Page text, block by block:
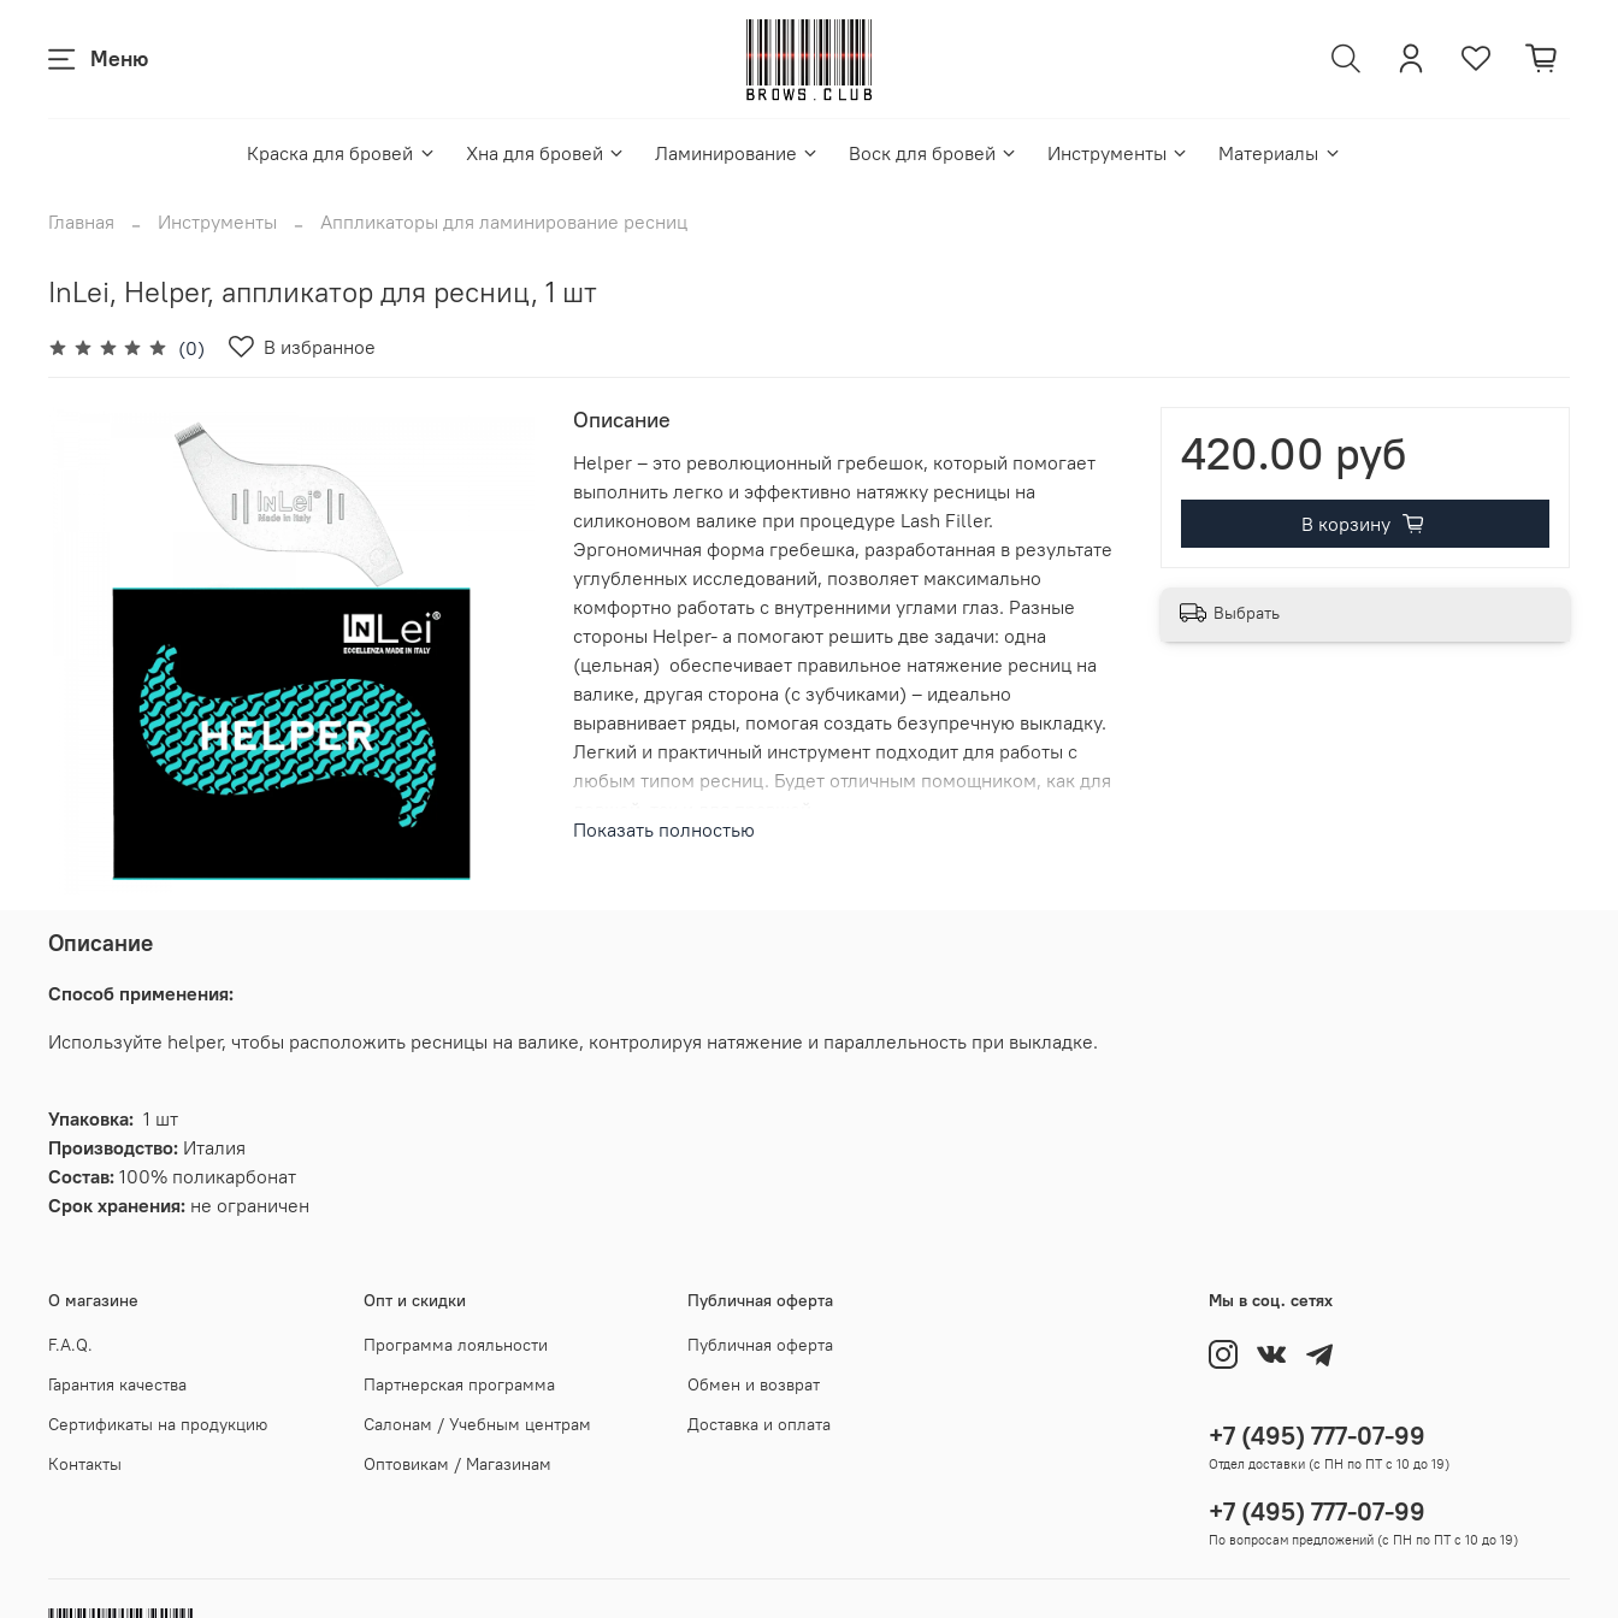
Меню
Краска для бровей Хна для бровей Ламинирование Воск для бровей Инструменты Материалы
Главная Инструменты Аппликаторы для ламинирование ресниц
InLei, Helper, аппликатор для ресниц, 1 шт
(0) В избранное
Описание
Helper – это революционный гребешок, который помогает
выполнить легко и эффективно натяжку ресницы на
силиконовом валике при процедуре Lash Filler.
Эргономичная форма гребешка, разработанная в результате
углубленных исследований, позволяет максимально
комфортно работать с внутренними углами глаз. Разные
стороны Helper- а помогают решить две задачи: одна
(цельная) обеспечивает правильное натяжение ресниц на
валике, другая сторона (с зубчиками) – идеально
выравнивает ряды, помогая создать безупречную выкладку.
Легкий и практичный инструмент подходит для работы с
любым типом ресниц. Будет отличным помощником, как для
Показать полностью
420.00 руб
В корзину
Выбрать
Описание
Способ применения:
Используйте helper, чтобы расположить ресницы на валике, контролируя натяжение и параллельность при выкладке.
Упаковка: 1 шт
Производство: Италия
Состав: 100% поликарбонат
Срок хранения: не ограничен
О магазине
F.A.Q.
Гарантия качества
Сертификаты на продукцию
Контакты
Опт и скидки
Программа лояльности
Партнерская программа
Салонам / Учебным центрам
Оптовикам / Магазинам
Публичная оферта
Публичная оферта
Обмен и возврат
Доставка и оплата
Мы в соц. сетях
+7 (495) 777-07-99
Отдел доставки (с ПН по ПТ с 10 до 19)
+7 (495) 777-07-99
По вопросам предложений (с ПН по ПТ с 10 до 19)